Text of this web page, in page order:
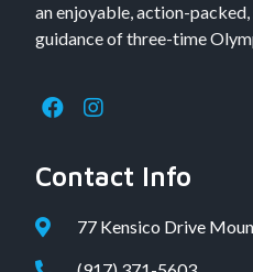
an enjoyable, action-packed,
guidance of three-time
Contact Info
77 Kensico Drive